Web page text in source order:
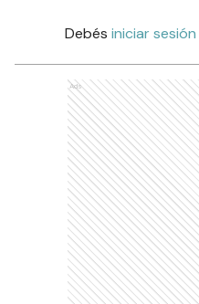
Debés iniciar sesión
Ads